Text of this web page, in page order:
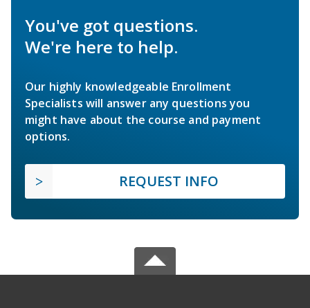
You've got questions.
We're here to help.
Our highly knowledgeable Enrollment
Specialists will answer any questions you
might have about the course and payment
options.
REQUEST INFO